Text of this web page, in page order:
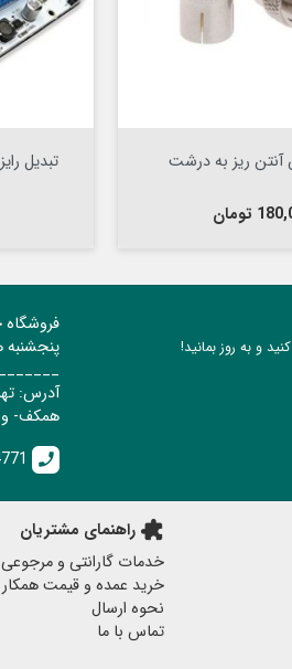
تبدیل USB به RS232 دیتک مدل DT-
بافو
و به روز بمانید!
آدرس:
همکف-
call
extension راهنمای مشتریان
خدمات گارانتی و مرجوعی
خرید عمده و قیمت همکار
نحوه ارسال
تماس با ما